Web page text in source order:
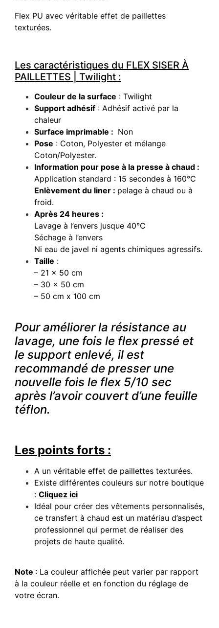
Flex PU avec véritable effet de paillettes
texturées.
Les caractéristiques du FLEX SISER À
PAILLETTES | Twilight :
Couleur de la surface : Twilight
Support adhésif : Adhésif activé par la
chaleur
Surface imprimable : Non
Pose : Coton, Polyester et mélange
Coton/Polyester.
Information pour pose à la presse à chaud :
Application standard : 15 secondes à 160°C
Enlèvement du liner : pelage à chaud ou à
froid.
Après 24 heures :
Lavage à l’envers jusque 40°C
Séchage à l’envers
Ni eau de javel ni agents chimiques agressifs.
Taille :
– 21 x 50 cm
– 30 x 50 cm
– 50 cm x 100 cm
Pour améliorer la résistance au
lavage, une fois le flex pressé et
le support enlevé, il est
recommandé de presser une
nouvelle fois le flex 5/10 sec
après l’avoir couvert d’une feuille
téflon.
Les points forts :
A un véritable effet de paillettes texturées.
Existe différentes couleurs sur notre boutique
: Cliquez ici
Idéal pour créer des vêtements personnalisés,
ce transfert à chaud est un matériau d’aspect
professionnel qui permet de réaliser des
projets de haute qualité.
Note : La couleur affichée peut varier par rapport
à la couleur réelle et en fonction du réglage de
votre écran.